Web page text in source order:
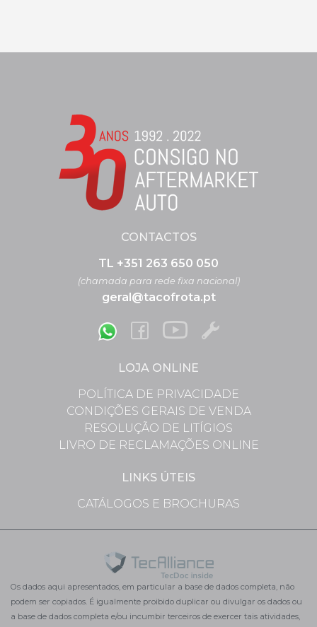
CONTACTOS
TL +351 263 650 050
(chamada para rede fixa nacional)
geral@tacofrota.pt
LOJA ONLINE
POLÍTICA DE PRIVACIDADE
CONDIÇÕES GERAIS DE VENDA
RESOLUÇÃO DE LITÍGIOS
LIVRO DE RECLAMAÇÕES ONLINE
LINKS ÚTEIS
CATÁLOGOS E BROCHURAS
Os dados aqui apresentados, em particular a base de dados completa, não
podem ser copiados. É igualmente proibido duplicar ou divulgar os dados ou
a base de dados completa e/ou incumbir terceiros de exercer tais atividades,